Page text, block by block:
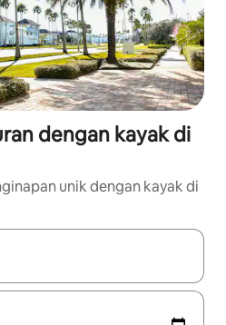
dengan kayak di
unik dengan kayak di
telusuri dengan tombol panah